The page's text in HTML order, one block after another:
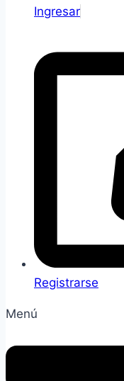
Ingresar
Registrarse
Menú